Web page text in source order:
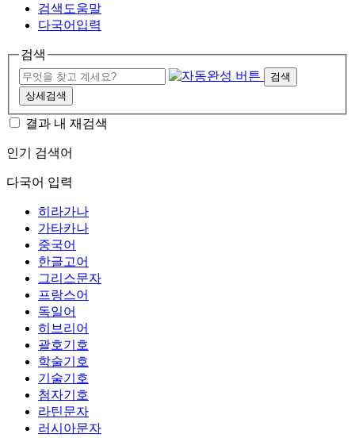
검색도움말
다국어입력
검색
검색
상세검색
결과 내 재검색
인기 검색어
다국어 입력
히라가나
가타카나
중국어
한글고어
그리스문자
프랑스어
독일어
히브리어
괄호기호
학술기호
기술기호
첨자기호
라틴문자
러시아문자